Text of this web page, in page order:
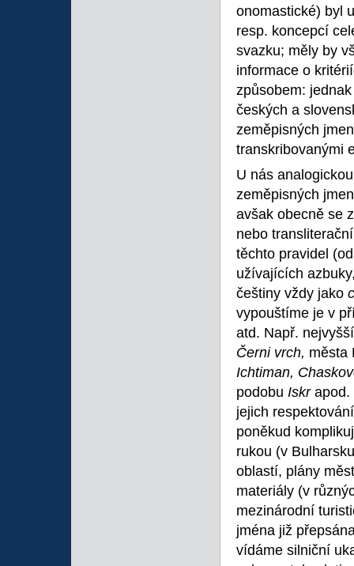
onomastické) byl
resp. koncepcí
svazku; měly by
informace o
způsobem:
českých a
zeměpisných
transkribovanými
U nás
zeměpisných
avšak obecně se
nebo
těchto pravidel
užívajících
češtiny vždy jako
vypouštíme je v
atd. Např.
Černi vrch, města
Ichtiman,
podobu Iskr apod.
jejich
poněkud
rukou (v
oblastí, plány
materiály (v
mezinárodní
jména již
vídáme silniční